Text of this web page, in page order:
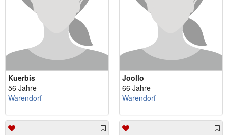
Kuerbis
56 Jahre
Warendorf
Joollo
66 Jahre
Warendorf